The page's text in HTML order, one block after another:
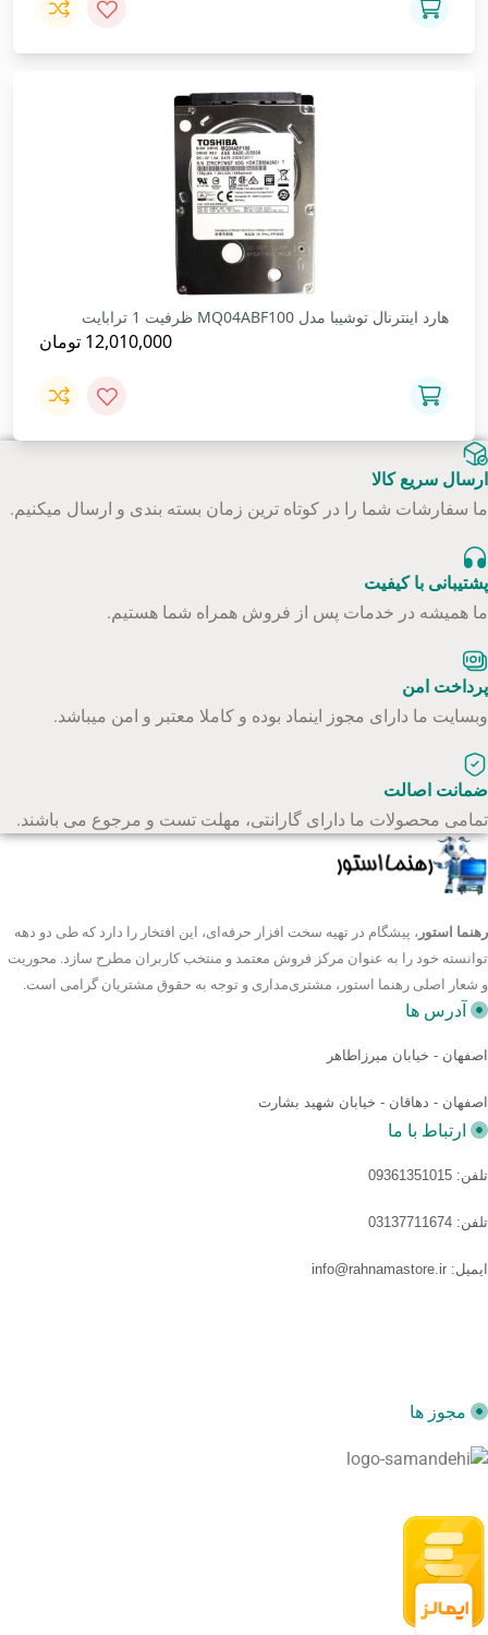
هارد اینترنال توشیبا مدل MQ04ABF100 ظرفیت 1 ترابایت
12,010,000 تومان
ارسال سریع کالا
ما سفارشات شما را در کوتاه ترین زمان بسته بندی و ارسال میکنیم.
پشتیبانی با کیفیت
ما همیشه در خدمات پس از فروش همراه شما هستیم.
پرداخت امن
وبسایت ما دارای مجوز اینماد بوده و کاملا معتبر و امن میباشد.
ضمانت اصالت
تمامی محصولات ما دارای گارانتی، مهلت تست و مرجوع می باشند.
رهنما استور ، پیشگام در تهیه سخت افزار حرفه‌ای، این افتخار را دارد که طی دو دهه
توانسته خود را به عنوان مرکز فروش معتمد و منتخب کاربران مطرح سازد. محوریت
و شعار اصلی رهنما استور، مشتری‌مداری و توجه به حقوق مشتریان گرامی است.
آدرس ها
اصفهان - خیابان میرزاطاهر
اصفهان - دهاقان - خیابان شهید بشارت
ارتباط با ما
تلفن: 09361351015
تلفن: 03137711674
ایمیل: info@rahnamastore.ir
مجوز ها